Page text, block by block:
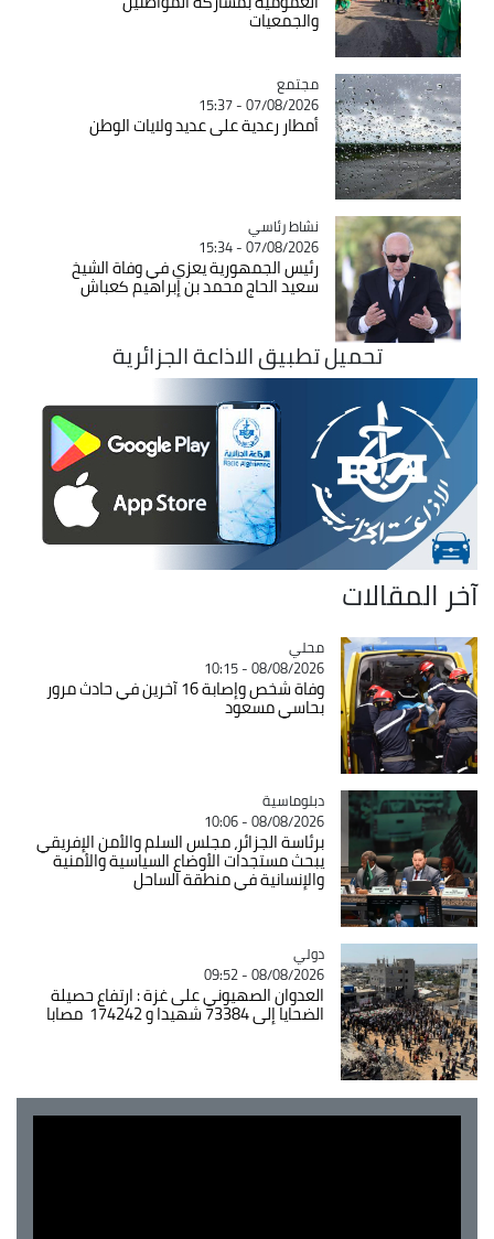
والجمعيات
Catégorie
مجتمع
07/08/2026 - 15:37
أمطار رعدية على عديد ولايات الوطن
Catégorie
نشاط رئاسي
07/08/2026 - 15:34
رئيس الجمهورية يعزي في وفاة الشيخ
سعيد الحاج محمد بن إبراهيم كعباش
تحميل تطبيق الاذاعة الجزائرية
آخر المقالات
Catégorie
محلي
08/08/2026 - 10:15
وفاة شخص وإصابة 16 آخرين في حادث مرور
بحاسي مسعود
Catégorie
دبلوماسية
08/08/2026 - 10:06
برئاسة الجزائر، مجلس السلم والأمن الإفريقي
يبحث مستجدات الأوضاع السياسية والأمنية
والإنسانية في منطقة الساحل
Catégorie
دولي
08/08/2026 - 09:52
العدوان الصهيوني على غزة : ارتفاع حصيلة
الضحايا إلى 73384 شهيدا و 174242 مصابا